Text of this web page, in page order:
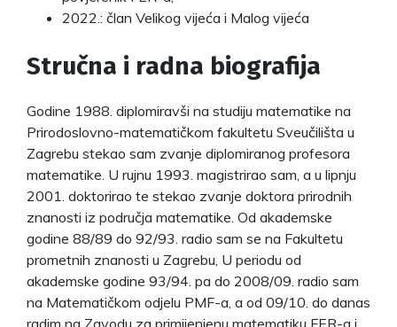
2022.: član Velikog vijeća i Malog vijeća
Stručna i radna biografija
Godine 1988. diplomiravši na studiju matematike na
Prirodoslovno-matematičkom fakultetu Sveučilišta u
Zagrebu stekao sam zvanje diplomiranog profesora
matematike. U rujnu 1993. magistrirao sam, a u lipnju
2001. doktorirao te stekao zvanje doktora prirodnih
znanosti iz područja matematike. Od akademske
godine 88/89 do 92/93. radio sam se na Fakultetu
prometnih znanosti u Zagrebu, U periodu od
akademske godine 93/94. pa do 2008/09. radio sam
na Matematičkom odjelu PMF-a, a od 09/10. do danas
radim na Zavodu za primijenjenu matematiku FER-a i